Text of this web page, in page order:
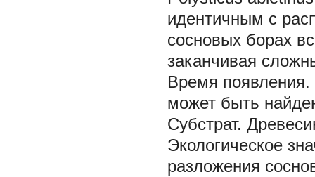
идентичным с
сосновых борах
заканчивая
Время появления.
может быть
Субстрат.
Экологическое
разложения